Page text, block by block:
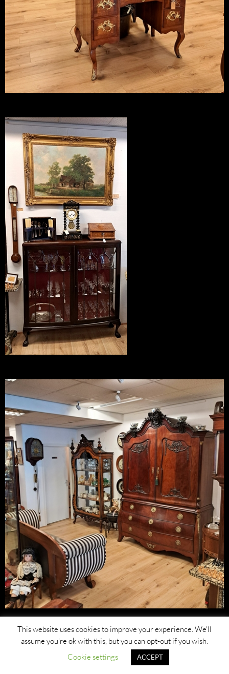
This website uses cookies to improve your experience. We'll
assume you're ok with this, but you can opt-out if you wish.
Cookie settings
ACCEPT